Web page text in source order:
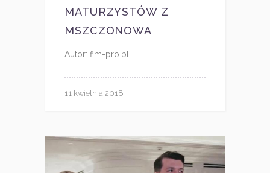
MATURZYSTÓW Z
MSZCZONOWA
Autor: fim-pro.pl...
11 kwietnia 2018